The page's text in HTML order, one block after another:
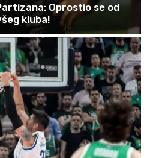
Oprostio se od
kluba!